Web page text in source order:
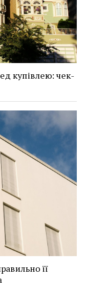
купівлею: чек-
її